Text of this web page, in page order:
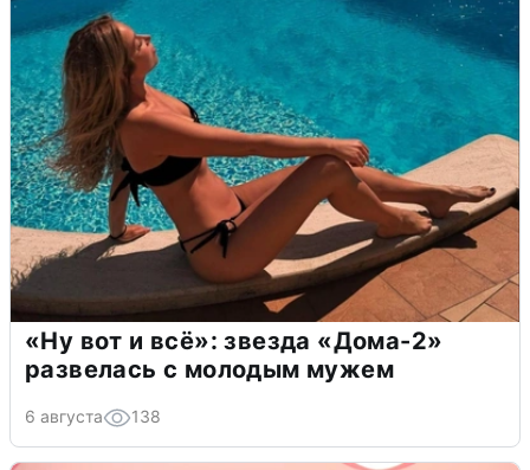
«Ну вот и всё»: звезда «Дома-2»
развелась с молодым мужем
6 августа 138